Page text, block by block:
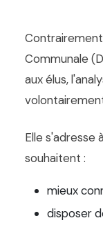
Communale
aux élus,
Elle s'adresse
souhaitent :
mieux
disposer